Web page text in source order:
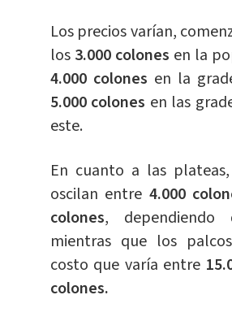
Los precios varían,
los3.000 colones en la
4.000 colones en la
5.000 colones en las
este.
En cuanto a las
oscilan entre 4.000
colones, dependiendo
mientras que los
costo que varía entre
colones.